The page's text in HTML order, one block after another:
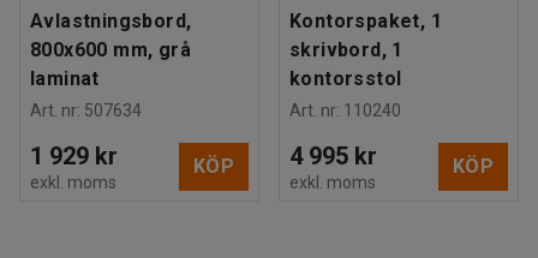
Avlastningsbord,
800x600 mm, grå
laminat
Art. nr: 507634
1 929 kr
exkl. moms
KÖP
Kontorspaket, 1
skrivbord, 1
kontorsstol
Art. nr: 110240
4 995 kr
exkl. moms
KÖP